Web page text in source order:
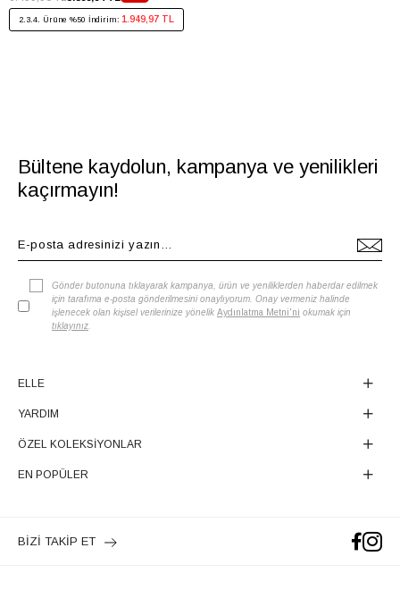
2.3.4. Ürüne %50 İndirim: 1.949,97 TL
Bültene kaydolun, kampanya ve yenilikleri
kaçırmayın!
Gönder butonuna tıklayarak kampanya, ürün ve yeniliklerden haberdar edilmek
için tarafıma e-posta gönderilmesini onaylıyorum. Onay vermeniz halinde
işlenecek olan kişisel verilerinize yönelik Aydınlatma Metni'ni okumak için
tıklayınız
ELLE
YARDIM
ÖZEL KOLEKSİYONLAR
EN POPÜLER
BİZİ TAKİP ET